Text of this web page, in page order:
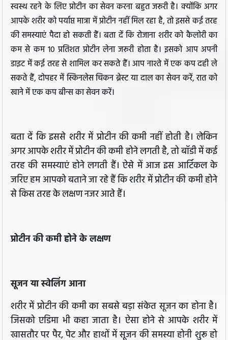
स्वस्थ रहने के लिए प्रोटीन का सेवन करना बहुत जरूरी है। क्योंकि अगर
आपके शरीर को पर्याप्त मात्रा में प्रोटीन नहीं मिल रहा है, तो इससे कई तरह
की समस्याएं पैदा हो सकती हैं। बता दें कि रोजाना शरीर को कैलोरी का
कम से कम 10 प्रतिशत प्रोटीन लेना जरूरी होता है। इसको आप अपनी
डाइट में कई तरह से शामिल कर सकते हैं। आप नाश्ते में एक कप दही ले
सकते हैं, दोपहर में स्किनलेस चिकन ब्रेस्ट या दाल का सेवन करें, रात को
खाने में एक कप बीन्स का सेवन करें।
बता दें कि इससे शरीर में प्रोटीन की कमी नहीं होती है। लेकिन
अगर आपके शरीर में प्रोटीन की कमी होने लगती है, तो बॉडी में कई
तरह की समस्याएं होने लगती हैं। ऐसे में आज इस आर्टिकल के
जरिए हम आपको बताने जा रहे हैं कि शरीर में प्रोटीन की कमी होने
से किस तरह के लक्षण नजर आते हैं।
प्रोटीन की कमी होने के लक्षण
सूजन या स्‍वेलिंग आना
शरीर में प्रोटीन की कमी का सबसे बड़ा संकेत सूजन का होना है।
जिसको एडिमा भी कहा जाता है। ऐसा होने से आपके शरीर में
खासतौर पर पैर, पेट और हाथों में सूजन की समस्या होनी शुरू हो